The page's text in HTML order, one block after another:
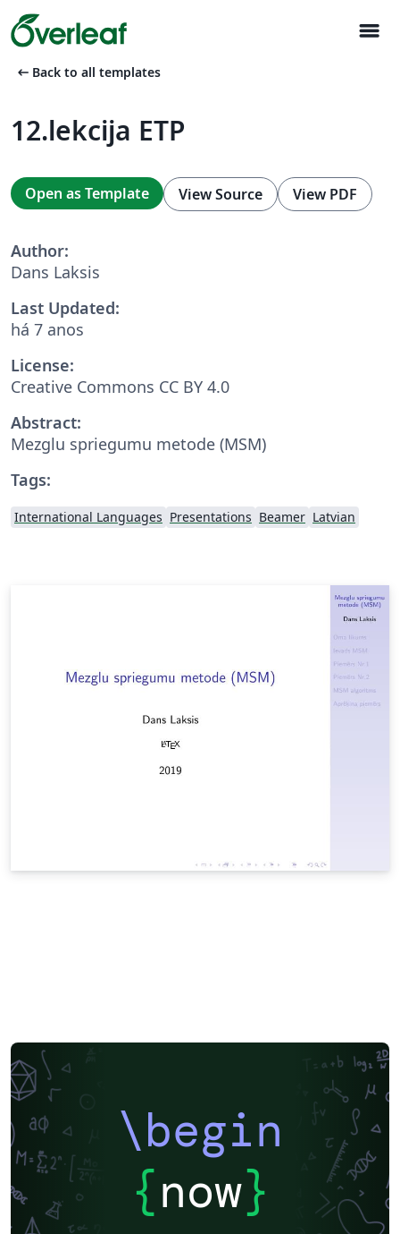
menu
arrow_left_alt Back to all templates
12.lekcija ETP
Open as Template View Source View PDF
Author:
Dans Laksis
Last Updated:
há 7 anos
License:
Creative Commons CC BY 4.0
Abstract:
Mezglu spriegumu metode (MSM)
Tags:
International Languages Presentations Beamer Latvian
\begin
{now}